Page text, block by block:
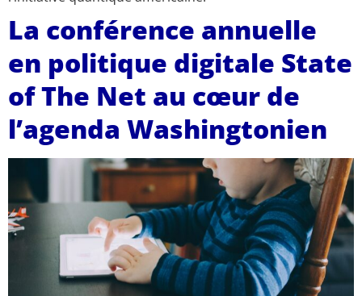
La conférence annuelle
en politique digitale State
of The Net au cœur de
l’agenda Washingtonien